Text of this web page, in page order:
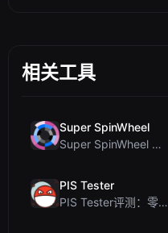
相关工具
Super SpinWheel
Super SpinWheel 评测：隐私优先的免费转盘随机选择工具
PIS Tester
PIS Tester评测：零AI的友谊测试，揭露假朋友